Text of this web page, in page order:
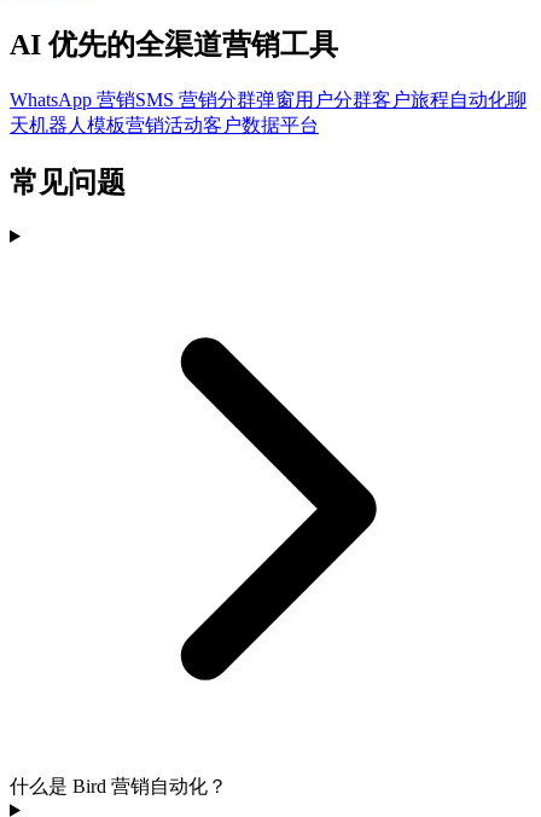
AI 优先的全渠道营销工具
WhatsApp 营销SMS 营销分群弹窗用户分群客户旅程自动化聊
天机器人 模板营销活动客户数据平台
常见问题
什么是 Bird 营销自动化？